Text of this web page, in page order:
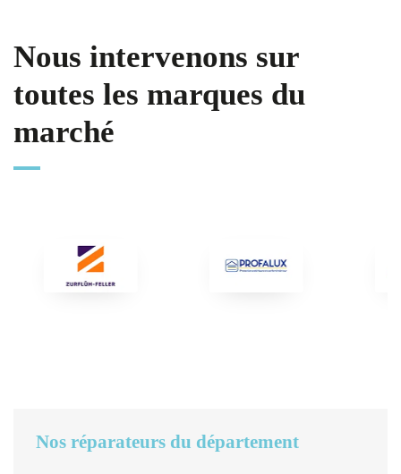
Nous intervenons sur
toutes les marques du
marché
Nos réparateurs du département